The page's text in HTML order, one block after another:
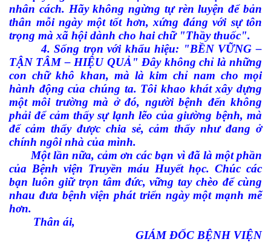
nhân cách. Hãy không ngừng tự rèn luyện để bản
thân mỗi ngày một tốt hơn, xứng đáng với sự tôn
trọng mà xã hội dành cho hai chữ "Thầy thuốc".
4. Sống trọn với khẩu hiệu: "BỀN VỮNG –
TẬN TÂM – HIỆU QUẢ" Đây không chỉ là những
con chữ khô khan, mà là kim chỉ nam cho mọi
hành động của chúng ta. Tôi khao khát xây dựng
một môi trường mà ở đó, người bệnh đến không
phải để cảm thấy sự lạnh lẽo của giường bệnh, mà
để cảm thấy được chia sẻ, cảm thấy như đang ở
chính ngôi nhà của mình.
Một lần nữa, cảm ơn các bạn vì đã là một phần
của Bệnh viện Truyền máu Huyết học. Chúc các
bạn luôn giữ trọn tâm đức, vững tay chèo để cùng
nhau đưa bệnh viện phát triển ngày một mạnh mẽ
hơn.
Thân ái,
GIÁM ĐỐC BỆNH VIỆN